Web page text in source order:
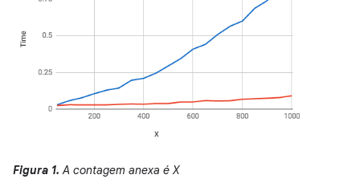
Figura 1. A contagem anexa é X